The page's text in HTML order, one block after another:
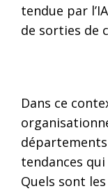
tendue par
de sorties de
Dans ce
départements
tendances
Quels sont